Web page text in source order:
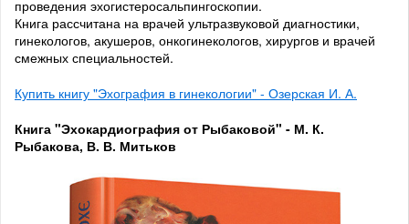
проведения эхогистеросальпингоскопии.
Книга рассчитана на врачей ультразвуковой диагностики,
гинекологов, акушеров, онкогинекологов, хирургов и врачей
смежных специальностей.
Купить книгу "Эхография в гинекологии" - Озерская И. А.
Книга "Эхокардиография от Рыбаковой" - М. К.
Рыбакова, В. В. Митьков